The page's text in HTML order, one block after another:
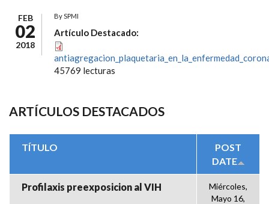
FEB
02
2018
BySPMI
Artículo Destacado:
45769 lecturas
ARTÍCULOS DESTACADOS
TÍTULO
POST
DATE
Profilaxis preexposicion al VIH
Miércoles,
Mayo 16,